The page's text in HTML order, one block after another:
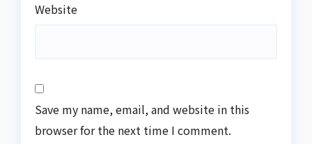
Website
Save my name, email, and website in this
browser for the next time I comment.